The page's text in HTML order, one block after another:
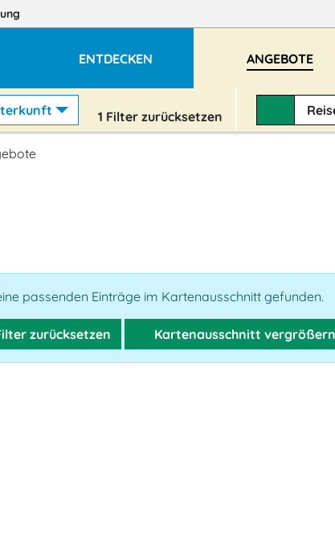
ENTDECKEN ANGEBOTE
1 Filter zurücksetzen
passenden Einträge im Kartenausschnitt gefunden.
zurücksetzen Kartenausschnitt vergrößern